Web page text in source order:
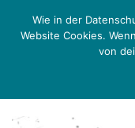
Zurück
Wie in der
Website Cookies.
von